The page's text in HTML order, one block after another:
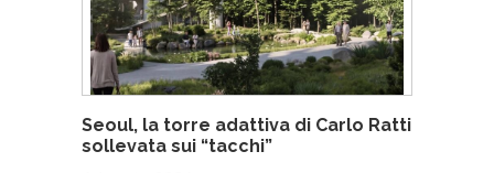
Seoul, la torre adattiva di Carlo Ratti
sollevata sui “tacchi”